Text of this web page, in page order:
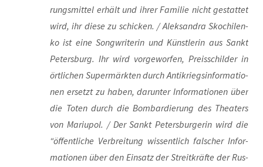
rungs­mit­tel erhält und ihrer Fami­lie nicht gestat­tet
wird, ihr die­se zu schi­cken. / Alek­san­dra Skoch­i­len­
ko ist eine Song­wri­te­rin und Künst­le­rin aus Sankt
Peters­burg. Ihr wird vor­ge­wor­fen, Preis­schil­der in
ört­li­chen Super­märk­ten durch Anti­kriegs­in­for­ma­tio­
nen ersetzt zu haben, dar­un­ter Infor­ma­tio­nen über
die Toten durch die Bom­bar­die­rung des Thea­ters
von Mariu­pol. / Der Sankt Peters­bur­ge­rin wird die
“öffent­li­che Ver­brei­tung wis­sent­lich fal­scher Infor­
ma­tio­nen über den Ein­satz der Streit­kräf­te der Rus­